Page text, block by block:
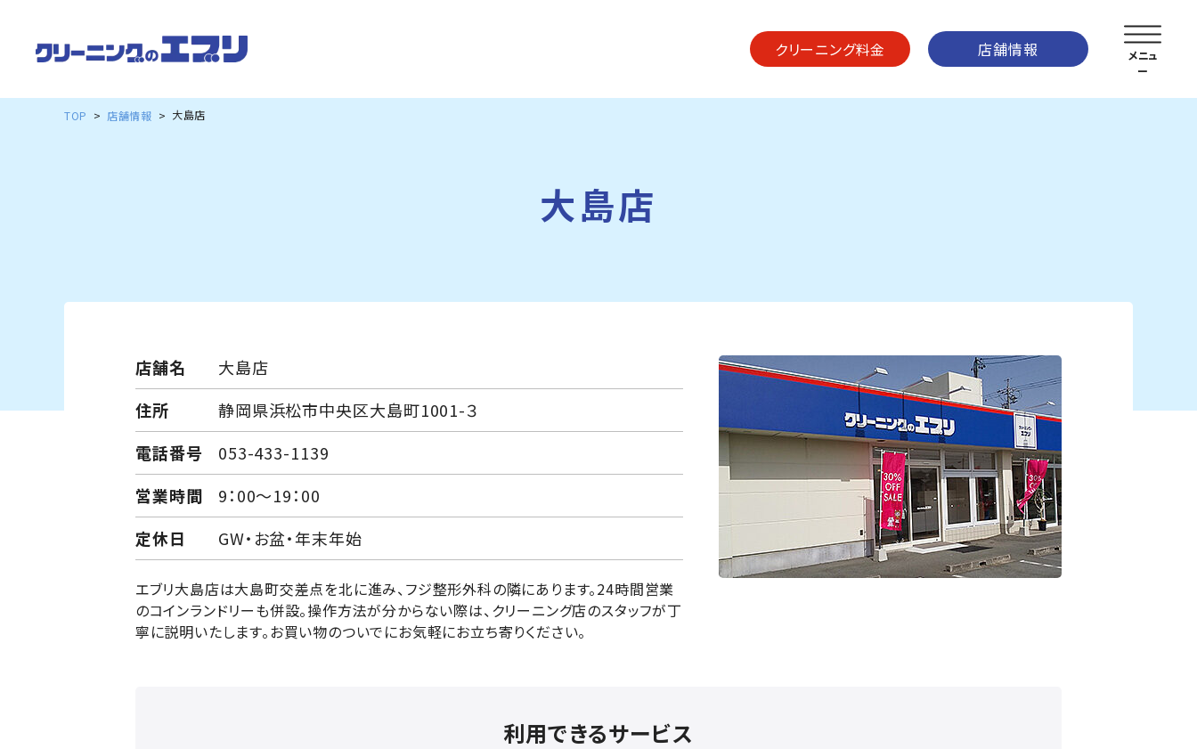
クリーニング料金 店舗情報
TOP 店舗情報 大島店
大島店
店舗名
大島店
住所
静岡県浜松市中央区大島町1001-３
電話番号
053-433-1139
営業時間
9：00～19：00
定休日
GW・お盆・年末年始
エブリ大島店は大島町交差点を北に進み、フジ整形外科の隣にあります。24時間営業
のコインランドリーも併設。操作方法が分からない際は、クリーニング店のスタッフが丁
寧に説明いたします。お買い物のついでにお気軽にお立ち寄りください。
利用できるサービス